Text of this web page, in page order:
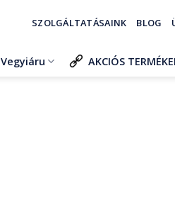
SZOLGÁLTATÁSAINK BLOG
Vegyiáru AKCIÓS